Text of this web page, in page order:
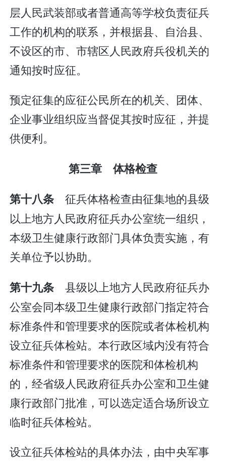
层人民武装部或者普通高等学校负责征兵
工作的机构的联系，并根据县、自治县、
不设区的市、市辖区人民政府兵役机关的
通知按时应征。
预定征集的应征公民所在的机关、团体、
企业事业组织应当督促其按时应征，并提
供便利。
第三章 体格检查
第十八条 征兵体格检查由征集地的县级
以上地方人民政府征兵办公室统一组织，
本级卫生健康行政部门具体负责实施，有
关单位予以协助。
第十九条 县级以上地方人民政府征兵办
公室会同本级卫生健康行政部门指定符合
标准条件和管理要求的医院或者体检机构
设立征兵体检站。本行政区域内没有符合
标准条件和管理要求的医院和体检机构
的，经省级人民政府征兵办公室和卫生健
康行政部门批准，可以选定适合场所设立
临时征兵体检站。
设立征兵体检站的具体办法，由中央军事